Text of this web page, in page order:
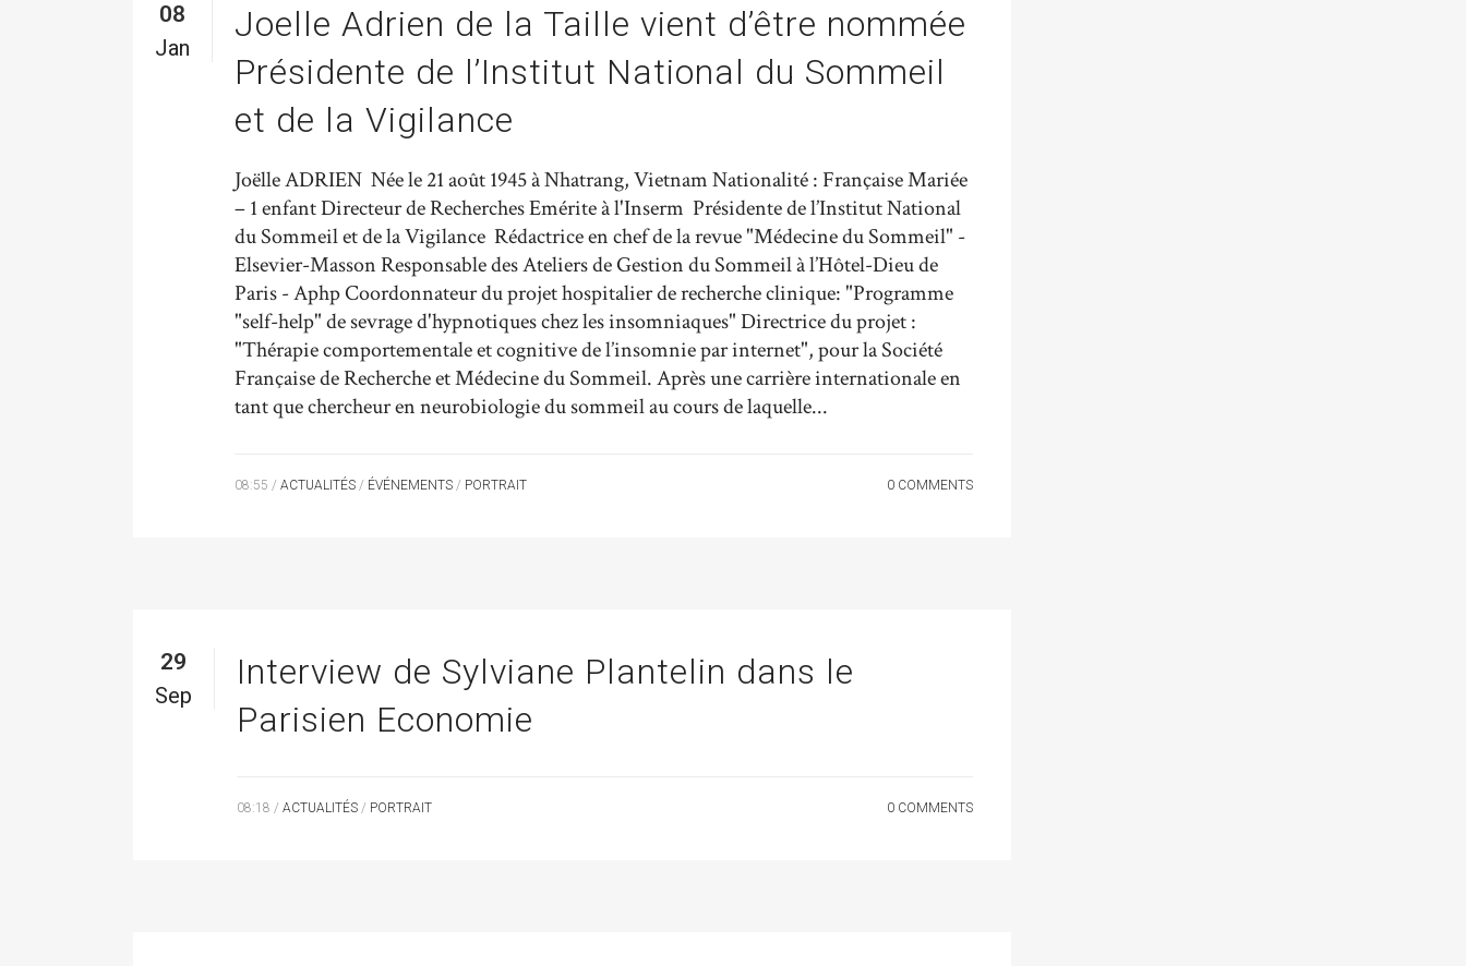
08
Jan
Joelle Adrien de la Taille vient d’être nommée
Présidente de l’Institut National du Sommeil
et de la Vigilance
Joëlle ADRIEN Née le 21 août 1945 à Nhatrang, Vietnam Nationalité : Française Mariée
– 1 enfant Directeur de Recherches Emérite à l'Inserm Présidente de l’Institut National
du Sommeil et de la Vigilance Rédactrice en chef de la revue "Médecine du Sommeil" -
Elsevier-Masson Responsable des Ateliers de Gestion du Sommeil à l’Hôtel-Dieu de
Paris - Aphp Coordonnateur du projet hospitalier de recherche clinique: "Programme
"self-help" de sevrage d'hypnotiques chez les insomniaques" Directrice du projet :
"Thérapie comportementale et cognitive de l’insomnie par internet", pour la Société
Française de Recherche et Médecine du Sommeil. Après une carrière internationale en
tant que chercheur en neurobiologie du sommeil au cours de laquelle...
08:55 / ACTUALITÉS / ÉVÉNEMENTS / PORTRAIT 0 COMMENTS
29
Sep
Interview de Sylviane Plantelin dans le
Parisien Economie
08:18 / ACTUALITÉS / PORTRAIT 0 COMMENTS